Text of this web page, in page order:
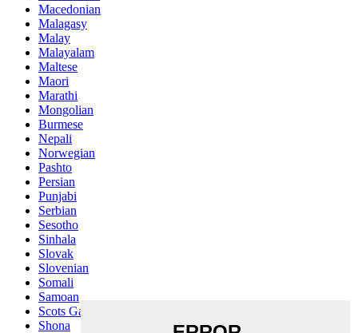
Macedonian
Malagasy
Malay
Malayalam
Maltese
Maori
Marathi
Mongolian
Burmese
Nepali
Norwegian
Pashto
Persian
Punjabi
Serbian
Sesotho
Sinhala
Slovak
Slovenian
Somali
Samoan
Scots Gaelic
Shona